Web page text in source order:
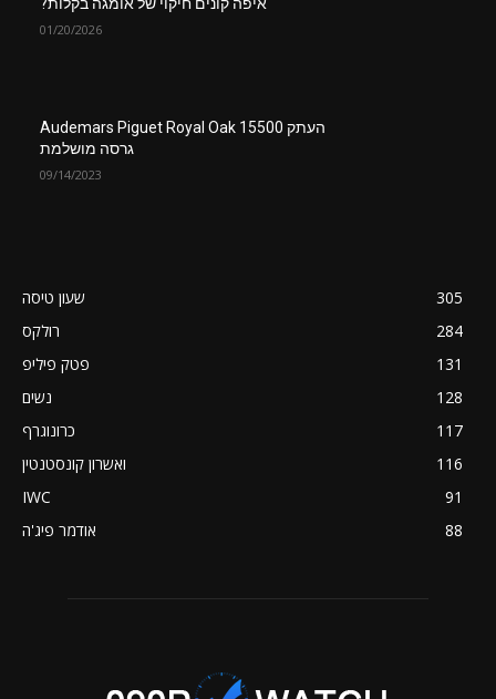
איפה קונים חיקוי של אומגה בקלות?
01/20/2026
העתק Audemars Piguet Royal Oak 15500
גרסה מושלמת
09/14/2023
שעון טיסה
305
רולקס
284
פטק פיליפ
131
נשים
128
כרונוגרף
117
ואשרון קונסטנטין
116
IWC
91
אודמר פיג'ה
88